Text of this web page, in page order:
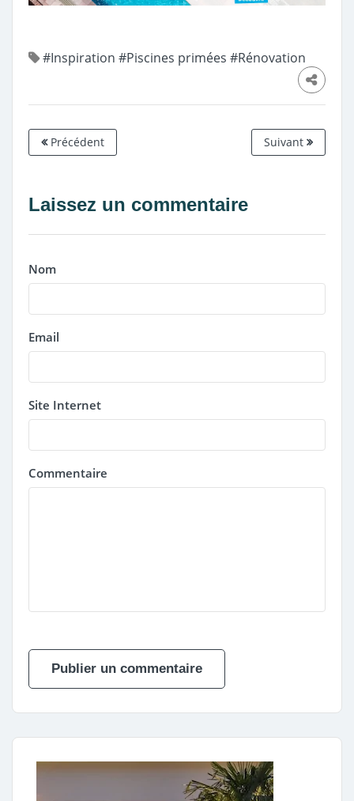
#Inspiration #Piscines primées #Rénovation
Précédent Suivant
Laissez un commentaire
Nom
Email
Site Internet
Commentaire